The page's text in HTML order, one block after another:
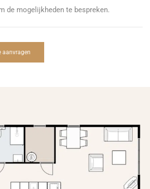
de mogelijkheden te bespreken.
aanvragen